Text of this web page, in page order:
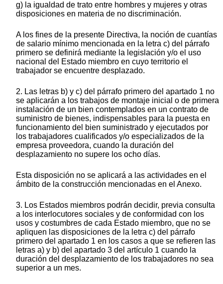
g) la igualdad de trato entre hombres y mujeres y otras
disposiciones en materia de no discriminación.
A los fines de la presente Directiva, la noción de cuantías
de salario mínimo mencionada en la letra c) del párrafo
primero se definirá mediante la legislación y/o el uso
nacional del Estado miembro en cuyo territorio el
trabajador se encuentre desplazado.
2. Las letras b) y c) del párrafo primero del apartado 1 no
se aplicarán a los trabajos de montaje inicial o de primera
instalación de un bien contemplados en un contrato de
suministro de bienes, indispensables para la puesta en
funcionamiento del bien suministrado y ejecutados por
los trabajadores cualificados y/o especializados de la
empresa proveedora, cuando la duración del
desplazamiento no supere los ocho días.
Esta disposición no se aplicará a las actividades en el
ámbito de la construcción mencionadas en el Anexo.
3. Los Estados miembros podrán decidir, previa consulta
a los interlocutores sociales y de conformidad con los
usos y costumbres de cada Estado miembro, que no se
apliquen las disposiciones de la letra c) del párrafo
primero del apartado 1 en los casos a que se refieren las
letras a) y b) del apartado 3 del artículo 1 cuando la
duración del desplazamiento de los trabajadores no sea
superior a un mes.